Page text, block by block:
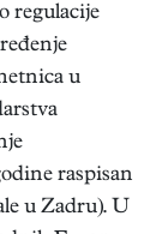
regulacije
u
raspisan
u Zadru). U